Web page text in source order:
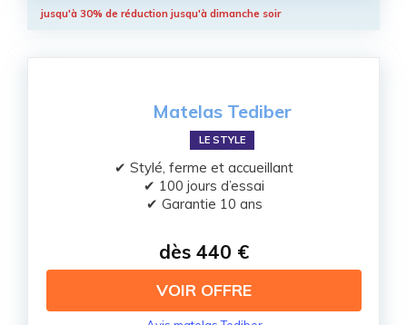
jusqu'à 30% de réduction jusqu'à dimanche soir
Matelas Tediber
LE STYLE
✔ Stylé, ferme et accueillant
✔ 100 jours d’essai
✔ Garantie 10 ans
dès 440 €
VOIR OFFRE